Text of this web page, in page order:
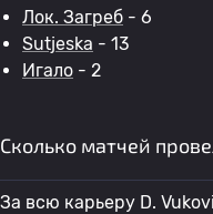
Лок. Загреб - 6
Sutjeska - 13
Игало - 2
Сколько матчей
За всю карьеру D.